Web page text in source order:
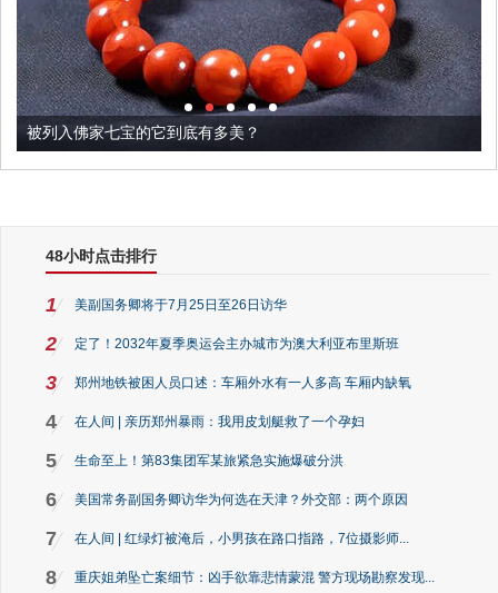
被列入佛家七宝的它到底有多美？
48小时点击排行
1 美副国务卿将于7月25日至26日访华
2 定了！2032年夏季奥运会主办城市为澳大利亚布里斯班
3 郑州地铁被困人员口述：车厢外水有一人多高 车厢内缺氧
4 在人间 | 亲历郑州暴雨：我用皮划艇救了一个孕妇
5 生命至上！第83集团军某旅紧急实施爆破分洪
6 美国常务副国务卿访华为何选在天津？外交部：两个原因
7 在人间 | 红绿灯被淹后，小男孩在路口指路，7位摄影师...
8 重庆姐弟坠亡案细节：凶手欲靠悲情蒙混 警方现场勘察发现...